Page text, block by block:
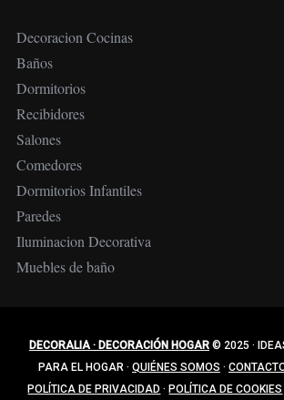
Decoracion Cocinas
Baños
Dormitorios
Recibidores
Salones
Comedores
Dormitorios Infantiles
Paredes
Iluminacion Decorativa
Muebles de baño
DECORALIA · DECORACIÓN HOGAR© 2025 ·
PARA EL HOGAR · QUIÉNES SOMOS ·
POLÍTICA DE PRIVACIDAD · POLÍTICA DE COOKIES